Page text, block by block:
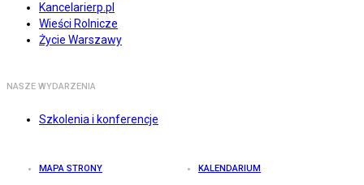
Kancelarierp.pl
Wieści Rolnicze
Życie Warszawy
NASZE WYDARZENIA
Szkolenia i konferencje
MAPA STRONY KALENDARIUM